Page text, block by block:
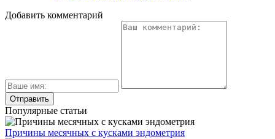
Добавить комментарий
Популярные статьи
Причины месячных с кусками эндометрия